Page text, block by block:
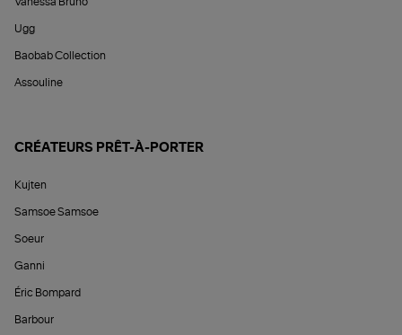
Ugg
Baobab Collection
Assouline
CRÉATEURS PRÊT-À-PORTER
Kujten
Samsoe Samsoe
Soeur
Ganni
Éric Bompard
Barbour